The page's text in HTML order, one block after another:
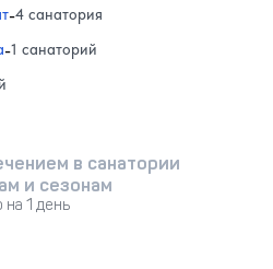
-4 санатория
-1 санаторий
в санатории
и сезонам
1 день